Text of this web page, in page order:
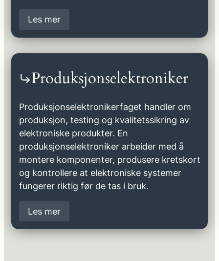
Les mer
Produksjonselektroniker
Produksjonselektronikerfaget handler om
produksjon, testing og kvalitetssikring av
elektroniske produkter. En
produksjonselektroniker arbeider med å
montere komponenter, produsere kretskort
og kontrollere at elektroniske systemer
fungerer riktig før de tas i bruk.
Les mer